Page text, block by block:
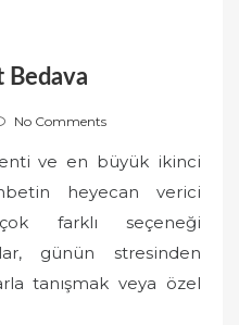
Bedava
No Comments
ve en büyük ikinci
heyecan verici
farklı seçeneği
günün stresinden
tanışmak veya özel